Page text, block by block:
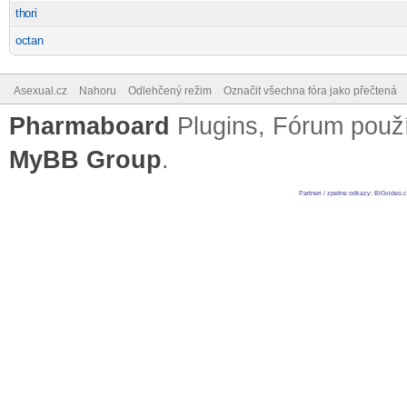
thori
octan
Asexual.cz Nahoru Odlehčený režim Označit všechna fóra jako přečtená
Pharmaboard Plugins, Fórum
MyBB Group.
Partneri / zpetne odkazy: